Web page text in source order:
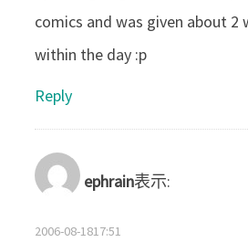
comics and was given about
within the day :p
Reply
ephrain表示:
2006-08-1817:51